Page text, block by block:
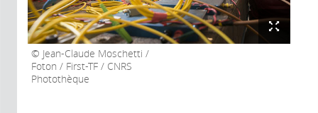
Jean-Claude Moschetti /
Foton / First-TF / CNRS
Photothèque